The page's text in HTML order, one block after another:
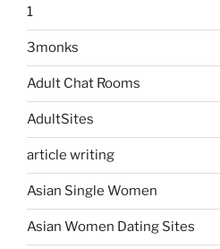
1
3monks
Adult Chat Rooms
AdultSites
article writing
Asian Single Women
Asian Women Dating Sites